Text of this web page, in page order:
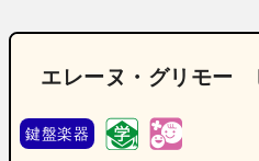
エレーヌ・グリモー
鍵盤楽器